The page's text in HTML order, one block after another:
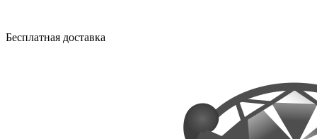
Бесплатная доставка